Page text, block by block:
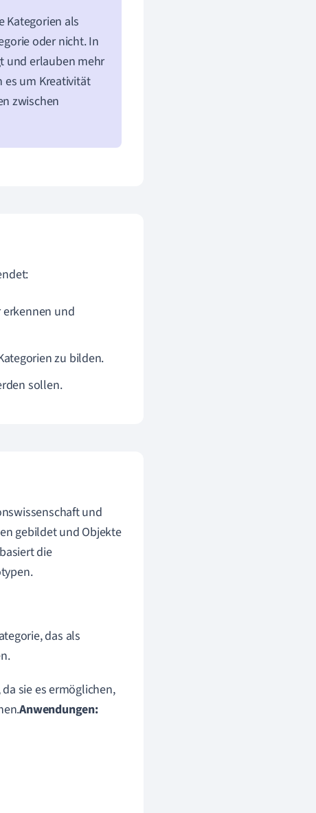
Kategorien als
oder nicht. In
und erlauben mehr
es um Kreativität
zwischen
erkennen und
zu bilden.
sollen.
und
gebildet und Objekte
die
das als
sie es ermöglichen,
Anwendungen: